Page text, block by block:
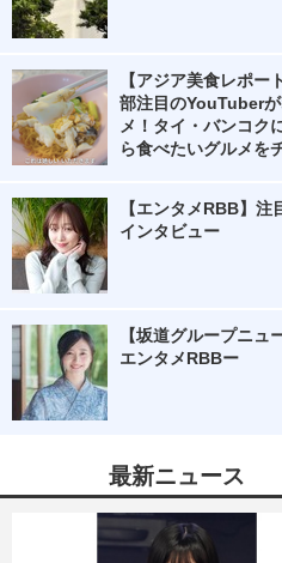
【アジア美食レポー
部注目のYouTuber
メ！タイ・バンコク
ら食べたいグルメを
【エンタメRBB】注
インタビュー
【坂道グループニュ
エンタメRBBー
最新ニュース